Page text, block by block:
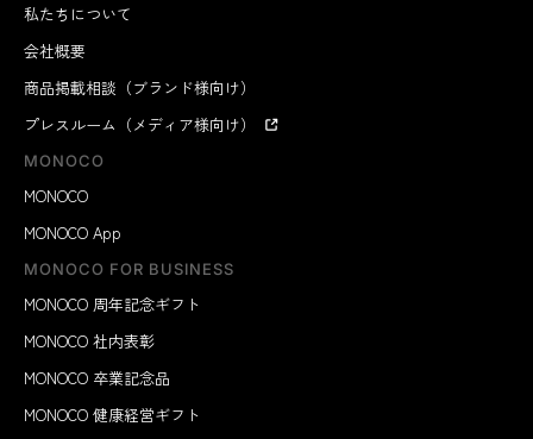
私たちについて
会社概要
商品掲載相談（ブランド様向け）
プレスルーム（メディア様向け）
MONOCO
MONOCO
MONOCO App
MONOCO FOR BUSINESS
MONOCO 周年記念ギフト
MONOCO 社内表彰
MONOCO 卒業記念品
MONOCO 健康経営ギフト